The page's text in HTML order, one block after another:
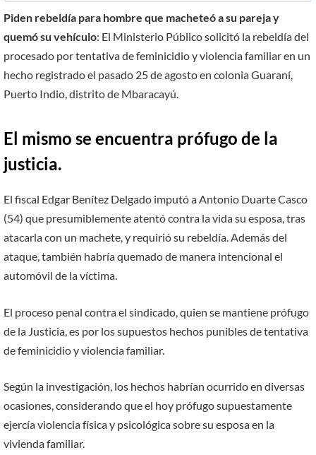
Piden rebeldía para hombre que macheteó a su pareja y
quemó su vehículo: El Ministerio Público solicitó la rebeldía del
procesado por tentativa de feminicidio y violencia familiar en un
hecho registrado el pasado 25 de agosto en colonia Guaraní,
Puerto Indio, distrito de Mbaracayú.
El mismo se encuentra prófugo de la
justicia.
El fiscal Edgar Benítez Delgado imputó a Antonio Duarte Casco
(54) que presumiblemente atentó contra la vida su esposa, tras
atacarla con un machete, y requirió su rebeldía. Además del
ataque, también habría quemado de manera intencional el
automóvil de la víctima.
El proceso penal contra el sindicado, quien se mantiene prófugo
de la Justicia, es por los supuestos hechos punibles de tentativa
de feminicidio y violencia familiar.
Según la investigación, los hechos habrían ocurrido en diversas
ocasiones, considerando que el hoy prófugo supuestamente
ejercía violencia física y psicológica sobre su esposa en la
vivienda familiar.